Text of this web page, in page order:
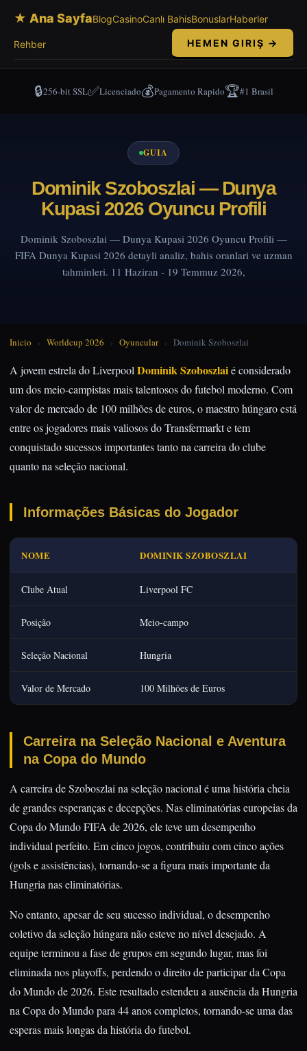
★ Ana SayfaBlogCasinoCanlı BahisBonuslarHaberler
Rehber HEMEN GIRIŞ →
🔒256-bit SSL✅Licenciado💰Pagamento Rapido🏆#1 Brasil
GUIA
Dominik Szoboszlai — Dunya
Kupasi 2026 Oyuncu Profili
Dominik Szoboszlai — Dunya Kupasi 2026 Oyuncu Profili —
FIFA Dunya Kupasi 2026 detayli analiz, bahis oranlari ve uzman
tahminleri. 11 Haziran - 19 Temmuz 2026,
Inicio › Worldcup 2026 › Oyuncular › Dominik Szoboszlai
A jovem estrela do Liverpool Dominik Szoboszlaié considerado
um dos meio-campistas mais talentosos do futebol moderno. Com
valor de mercado de 100 milhões de euros, o maestro húngaro está
entre os jogadores mais valiosos do Transfermarkt e tem
conquistado sucessos importantes tanto na carreira do clube
quanto na seleção nacional.
Informações Básicas do Jogador
NOME DOMINIK SZOBOSZLAI
Clube Atual Liverpool FC
Posição Meio-campo
Seleção Nacional Hungria
Valor de Mercado 100 Milhões de Euros
Carreira na Seleção Nacional e Aventura
na Copa do Mundo
A carreira de Szoboszlai na seleção nacional é uma história cheia
de grandes esperanças e decepções. Nas eliminatórias europeias da
Copa do Mundo FIFA de 2026, ele teve um desempenho
individual perfeito. Em cinco jogos, contribuiu com cinco ações
(gols e assistências), tornando-se a figura mais importante da
Hungria nas eliminatórias.
No entanto, apesar de seu sucesso individual, o desempenho
coletivo da seleção húngara não esteve no nível desejado. A
equipe terminou a fase de grupos em segundo lugar, mas foi
eliminada nos playoffs, perdendo o direito de participar da Copa
do Mundo de 2026. Este resultado estendeu a ausência da Hungria
na Copa do Mundo para 44 anos completos, tornando-se uma das
esperas mais longas da história do futebol.